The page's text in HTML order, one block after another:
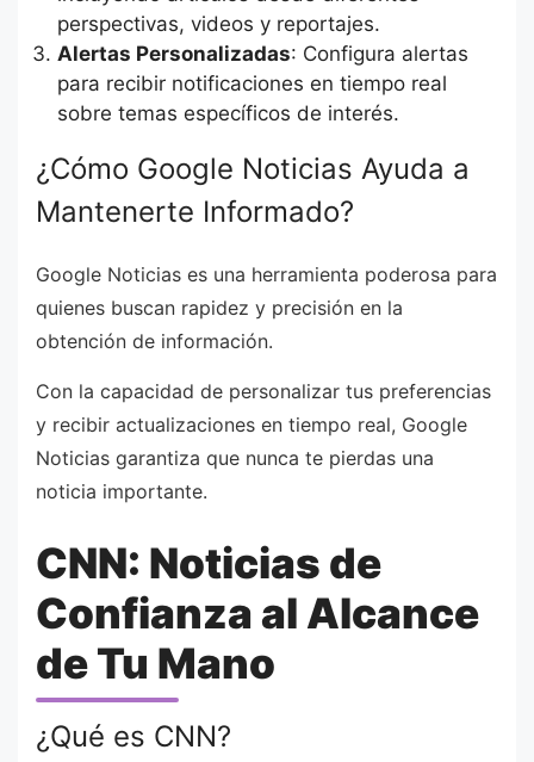
perspectivas, videos y reportajes.
Alertas Personalizadas: Configura alertas
para recibir notificaciones en tiempo real
sobre temas específicos de interés.
¿Cómo Google Noticias Ayuda a
Mantenerte Informado?
Google Noticias es una herramienta poderosa para
quienes buscan rapidez y precisión en la
obtención de información.
Con la capacidad de personalizar tus preferencias
y recibir actualizaciones en tiempo real, Google
Noticias garantiza que nunca te pierdas una
noticia importante.
CNN: Noticias de
Confianza al Alcance
de Tu Mano
¿Qué es CNN?